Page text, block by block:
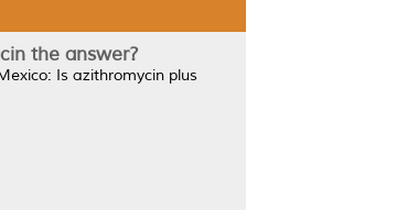
the answer?
Is azithromycin plus